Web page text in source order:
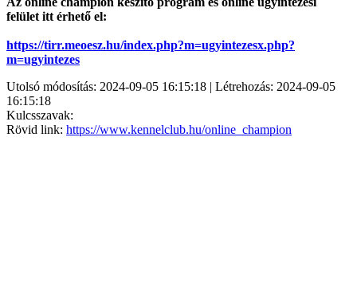
felület itt érhető el:
https://tirr.meoesz.hu/index.php?m=ugyintezesx.php?
m=ugyintezes
Utolsó módosítás: 2024-09-05 16:15:18 | Létrehozás: 2024-09-05
16:15:18
Kulcsszavak:
Rövid link: https://www.kennelclub.hu/online_champion